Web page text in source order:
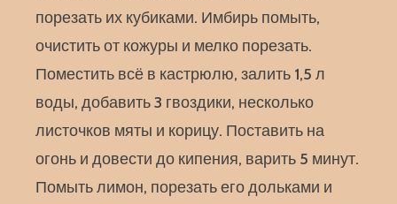
порезать их кубиками. Имбирь помыть,
очистить от кожуры и мелко порезать.
Поместить всё в кастрюлю, залить 1,5 л
воды, добавить 3 гвоздики, несколько
листочков мяты и корицу. Поставить на
огонь и довести до кипения, варить 5 минут.
Помыть лимон, порезать его дольками и